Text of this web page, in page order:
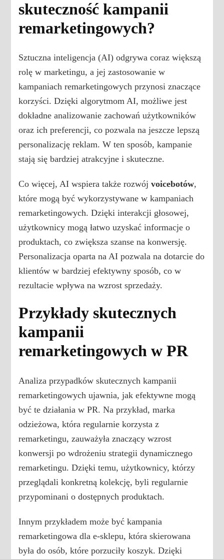
skuteczność kampanii
remarketingowych?
Sztuczna inteligencja (AI) odgrywa coraz większą
rolę w marketingu, a jej zastosowanie w
kampaniach remarketingowych przynosi znaczące
korzyści. Dzięki algorytmom AI, możliwe jest
dokładne analizowanie zachowań użytkowników
oraz ich preferencji, co pozwala na jeszcze lepszą
personalizację reklam. W ten sposób, kampanie
stają się bardziej atrakcyjne i skuteczne.
Co więcej, AI wspiera także rozwójvoicebotów,
które mogą być wykorzystywane w kampaniach
remarketingowych. Dzięki interakcji głosowej,
użytkownicy mogą łatwo uzyskać informacje o
produktach, co zwiększa szanse na konwersję.
Personalizacja oparta na AI pozwala na dotarcie do
klientów w bardziej efektywny sposób, co w
rezultacie wpływa na wzrost sprzedaży.
Przykłady skutecznych
kampanii
remarketingowych w PR
Analiza przypadków skutecznych kampanii
remarketingowych ujawnia, jak efektywne mogą
być te działania w PR. Na przykład, marka
odzieżowa, która regularnie korzysta z
remarketingu, zauważyła znaczący wzrost
konwersji po wdrożeniu strategii dynamicznego
remarketingu. Dzięki temu, użytkownicy, którzy
przeglądali konkretną kolekcję, byli regularnie
przypominani o dostępnych produktach.
Innym przykładem może być kampania
remarketingowa dla e-sklepu, która skierowana
była do osób, które porzuciły koszyk. Dzięki